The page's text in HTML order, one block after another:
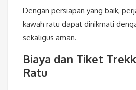
Dengan persiapan yang baik,
kawah ratu dapat dinikmati
sekaligus aman.
Biaya dan Tiket
Ratu